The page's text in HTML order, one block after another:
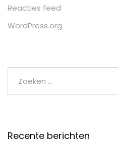
Reacties feed
WordPress.org
Recente berichten